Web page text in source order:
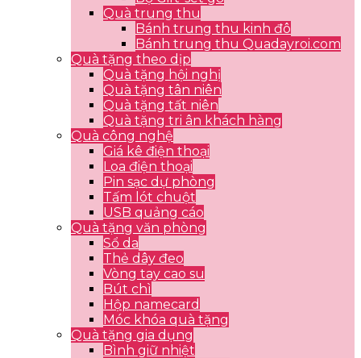
Quà trung thu
Bánh trung thu kinh đô
Bánh trung thu Quadayroi.com
Quà tặng theo dịp
Quà tặng hội nghị
Quà tặng tân niên
Quà tặng tất niên
Quà tặng tri ân khách hàng
Quà công nghệ
Giá kê điện thoại
Loa điện thoại
Pin sạc dự phòng
Tấm lót chuột
USB quảng cáo
Quà tặng văn phòng
Sổ da
Thẻ dây đeo
Vòng tay cao su
Bút chì
Hộp namecard
Móc khóa quà tặng
Quà tặng gia dụng
Bình giữ nhiệt